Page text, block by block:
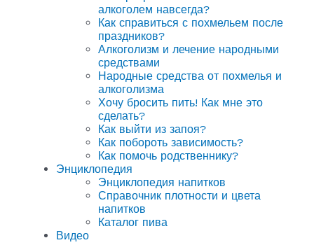
алкоголем навсегда?
Как справиться с похмельем после
праздников?
Алкоголизм и лечение народными
средствами
Народные средства от похмелья и
алкоголизма
Хочу бросить пить! Как мне это
сделать?
Как выйти из запоя?
Как побороть зависимость?
Как помочь родственнику?
Энциклопедия
Энциклопедия напитков
Справочник плотности и цвета
напитков
Каталог пива
Видео